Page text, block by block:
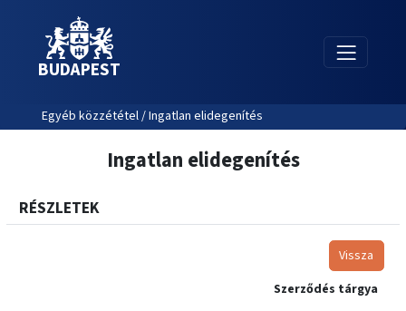
BUDAPEST
Egyéb közzététel / Ingatlan elidegenítés
Ingatlan elidegenítés
RÉSZLETEK
Vissza
Szerződés tárgya